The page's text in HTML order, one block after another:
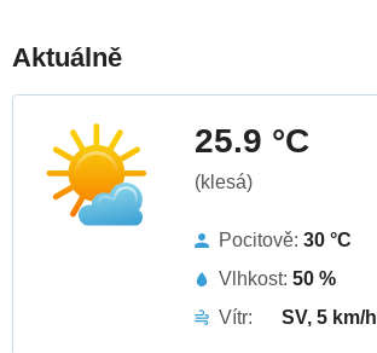
Aktuálně
25.9 °C
(klesá)
Pocitově: 30 °C
Vlhkost: 50 %
Vítr:
SV, 5 km/h